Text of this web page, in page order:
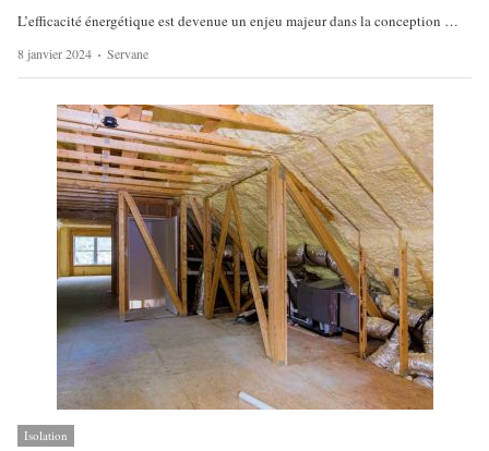
L’efficacité énergétique est devenue un enjeu majeur dans la conception …
8 janvier 2024
A
u
h
o
r
Servane
Isolation